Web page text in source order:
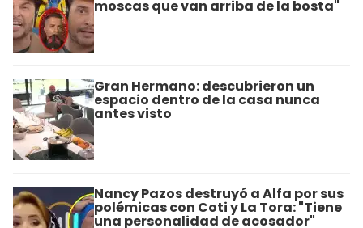
moscas que van arriba de la bosta"
Gran Hermano: descubrieron un
espacio dentro de la casa nunca
antes visto
Nancy Pazos destruyó a Alfa por sus
polémicas con Coti y La Tora: "Tiene
una personalidad de acosador"